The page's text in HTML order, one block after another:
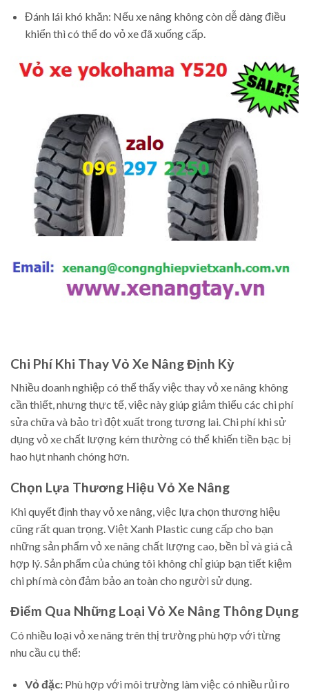
Đánh lái khó khăn: Nếu xe nâng không còn dễ dàng điều
khiển thì có thể do vỏ xe đã xuống cấp.
Chi Phí Khi Thay Vỏ Xe Nâng Định Kỳ
Nhiều doanh nghiệp có thể thấy việc thay vỏ xe nâng không
cần thiết, nhưng thực tế, việc này giúp giảm thiểu các chi phí
sửa chữa và bảo trì đột xuất trong tương lai. Chi phí khi sử
dụng vỏ xe chất lượng kém thường có thể khiến tiền bạc bị
hao hụt nhanh chóng hơn.
Chọn Lựa Thương Hiệu Vỏ Xe Nâng
Khi quyết định thay vỏ xe nâng, việc lựa chọn thương hiệu
cũng rất quan trọng. Việt Xanh Plastic cung cấp cho bạn
những sản phẩm vỏ xe nâng chất lượng cao, bền bỉ và giá cả
hợp lý. Sản phẩm của chúng tôi không chỉ giúp bạn tiết kiệm
chi phí mà còn đảm bảo an toàn cho người sử dụng.
Điểm Qua Những Loại Vỏ Xe Nâng Thông Dụng
Có nhiều loại vỏ xe nâng trên thị trường phù hợp với từng
nhu cầu cụ thể:
Vỏ đặc:Phù hợp với môi trường làm việc có nhiều rủi ro